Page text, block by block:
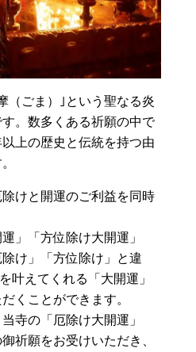
（ごま）｣という聖なる炎
。数多くある祈願の中で
上の歴史と伝統を持つ由
けと開運のご利益を同時
」「方位除け大開運」
け」「方位除け」と違
叶えてくれる「大開運」
くことができます。
寺の「厄除け大開運」
祈願をお受けいただき、